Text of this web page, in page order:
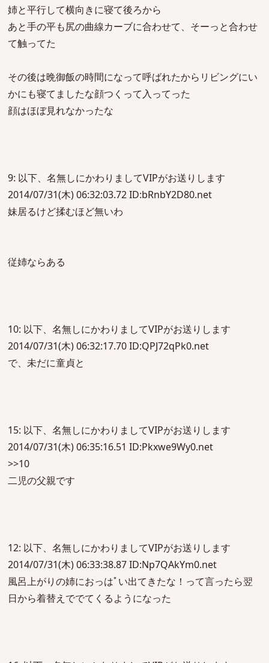
姉と平行して横向きに寝て後ろから
あと手の平も尻の曲線カーブに合わせて、そーっと合わせ
て触ってた
その後は晩御飯の時間になって呼ばれたからリビングにい
かにも寝てましたな顔つくって入ってった
顔はほぼ見れなかったな
9: 以下、名無しにかわりましてVIPがお送りします
2014/07/31(木) 06:32:03.72 ID:bRnbY2D80.net
妹居るけど揉むほど無いわ
従姉ならある
10: 以下、名無しにかわりましてVIPがお送りします
2014/07/31(木) 06:32:17.70 ID:QPJ72qPk0.net
で、未だに童貞と
15: 以下、名無しにかわりましてVIPがお送りします
2014/07/31(木) 06:35:16.51 ID:Pkxwe9Wy0.net
>>10
二児の父親です
12: 以下、名無しにかわりましてVIPがお送りします
2014/07/31(木) 06:33:38.87 ID:Np7QAkYm0.net
風呂上がりの姉におっはﾟい出てきたな！って言ったら翌
日から着替えででてくるようになった